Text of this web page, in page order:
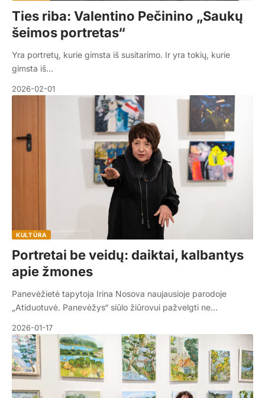
Ties riba: Valentino Pečinino „Saukų
šeimos portretas“
Yra portretų, kurie gimsta iš susitarimo. Ir yra tokių, kurie
gimsta iš…
2026-02-01
KULTŪRA
Portretai be veidų: daiktai, kalbantys
apie žmones
Panevėžietė tapytoja Irina Nosova naujausioje parodoje
„Atiduotuvė. Panevėžys“ siūlo žiūrovui pažvelgti ne…
2026-01-17